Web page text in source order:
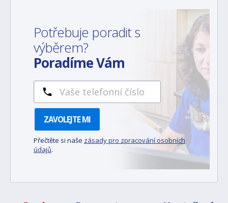
Potřebuje poradit s
výběrem?
Poradíme Vám
ZAVOLEJTE MI
Přečtěte si naše zásady pro zpracování osobních
údajů.